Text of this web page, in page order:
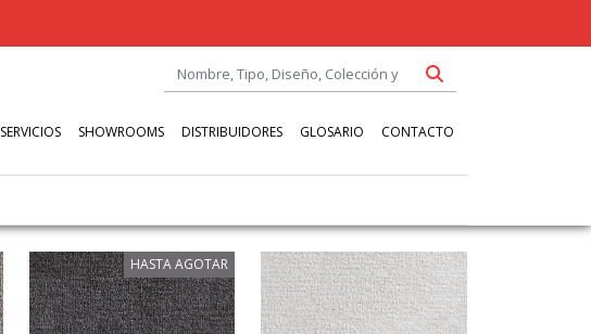
SERVICIOS SHOWROOMS DISTRIBUIDORES GLOSARIO CONTACTO
HASTA AGOTAR